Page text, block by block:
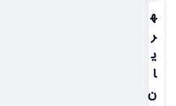
ه
ر
ی
ا
ن